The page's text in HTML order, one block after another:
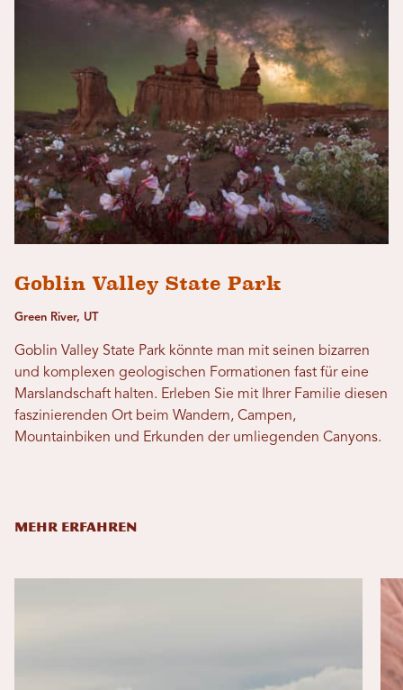
Goblin Valley State Park
Green River, UT
Goblin Valley State Park könnte man mit seinen bizarren
und komplexen geologischen Formationen fast für eine
Marslandschaft halten. Erleben Sie mit Ihrer Familie diesen
faszinierenden Ort beim Wandern, Campen,
Mountainbiken und Erkunden der umliegenden Canyons.
MEHR ERFAHREN